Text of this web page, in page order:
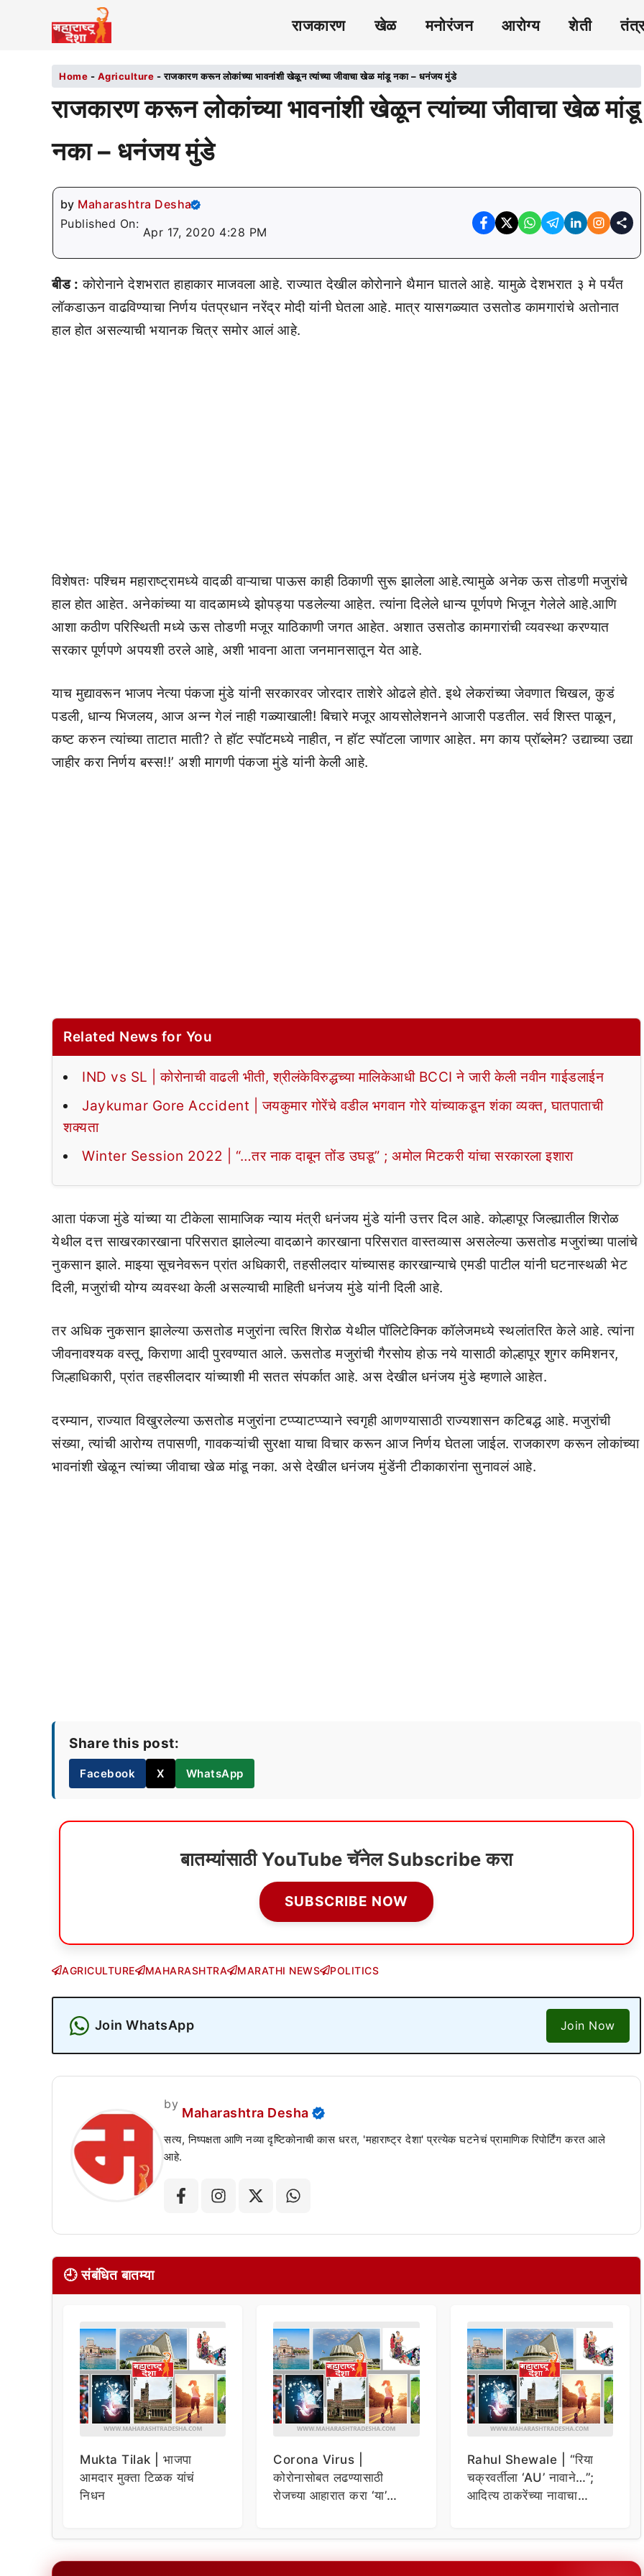
राजकारण खेळ मनोरंजन आरोग्य शेती
Home - Agriculture -राजकारण करून लोकांच्या भावनांशी खेळून त्यांच्या जीवाचा खेळ मांडू नका – धनंजय मुंडे
राजकारण करून लोकांच्या भावनांशी खेळून त्यांच्या जीवाचा खेळ मांडू
नका – धनंजय मुंडे
by Maharashtra Desha
Published On:
Apr 17, 2020 4:28 PM
बीड : कोरोनाने देशभरात हाहाकार माजवला आहे. राज्यात देखील कोरोनाने थैमान घातले आहे. यामुळे देशभरात ३ मे पर्यंत
लॉकडाऊन वाढविण्याचा निर्णय पंतप्रधान नरेंद्र मोदी यांनी घेतला आहे. मात्र यासगळ्यात उसतोड कामगारांचे अतोनात
हाल होत असल्याची भयानक चित्र समोर आलं आहे.
विशेषतः पश्चिम महाराष्ट्रामध्ये वादळी वाऱ्याचा पाऊस काही ठिकाणी सुरू झालेला आहे.त्यामुळे अनेक ऊस तोडणी मजुरांचे
हाल होत आहेत. अनेकांच्या या वादळामध्ये झोपड्या पडलेल्या आहेत. त्यांना दिलेले धान्य पूर्णपणे भिजून गेलेले आहे.आणि
आशा कठीण परिस्थिती मध्ये ऊस तोडणी मजूर याठिकाणी जगत आहेत. अशात उसतोड कामगारांची व्यवस्था करण्यात
सरकार पूर्णपणे अपयशी ठरले आहे, अशी भावना आता जनमानसातून येत आहे.
याच मुद्यावरून भाजप नेत्या पंकजा मुंडे यांनी सरकारवर जोरदार ताशेरे ओढले होते. इथे लेकरांच्या जेवणात चिखल, कुडं
पडली, धान्य भिजलय, आज अन्न गेलं नाही गळ्याखाली! बिचारे मजूर आयसोलेशनने आजारी पडतील. सर्व शिस्त पाळून,
कष्ट करुन त्यांच्या ताटात माती? ते हॉट स्पॉटमध्ये नाहीत, न हॉट स्पॉटला जाणार आहेत. मग काय प्रॉब्लेम? उद्याच्या उद्या
जाहीर करा निर्णय बस्स!!’ अशी मागणी पंकजा मुंडे यांनी केली आहे.
Related News for You
IND vs SL | कोरोनाची वाढली भीती, श्रीलंकेविरुद्धच्या मालिकेआधी BCCI ने जारी केली नवीन गाईडलाईन
Jaykumar Gore Accident | जयकुमार गोरेंचे वडील भगवान गोरे यांच्याकडून शंका व्यक्त, घातपाताची
शक्यता
Winter Session 2022 | “…तर नाक दाबून तोंड उघडू” ; अमोल मिटकरी यांचा सरकारला इशारा
आता पंकजा मुंडे यांच्या या टीकेला सामाजिक न्याय मंत्री धनंजय मुंडे यांनी उत्तर दिल आहे. कोल्हापूर जिल्ह्यातील शिरोळ
येथील दत्त साखरकारखाना परिसरात झालेल्या वादळाने कारखाना परिसरात वास्तव्यास असलेल्या ऊसतोड मजुरांच्या पालांचे
नुकसान झाले. माझ्या सूचनेवरून प्रांत अधिकारी, तहसीलदार यांच्यासह कारखान्याचे एमडी पाटील यांनी घटनास्थळी भेट
दिली, मजुरांची योग्य व्यवस्था केली असल्याची माहिती धनंजय मुंडे यांनी दिली आहे.
तर अधिक नुकसान झालेल्या ऊसतोड मजुरांना त्वरित शिरोळ येथील पॉलिटेक्निक कॉलेजमध्ये स्थलांतरित केले आहे. त्यांना
जीवनावश्यक वस्तू, किराणा आदी पुरवण्यात आले. ऊसतोड मजुरांची गैरसोय होऊ नये यासाठी कोल्हापूर शुगर कमिशनर,
जिल्हाधिकारी, प्रांत तहसीलदार यांच्याशी मी सतत संपर्कात आहे. अस देखील धनंजय मुंडे म्हणाले आहेत.
दरम्यान, राज्यात विखुरलेल्या ऊसतोड मजुरांना टप्प्याटप्प्याने स्वगृही आणण्यासाठी राज्यशासन कटिबद्ध आहे. मजुरांची
संख्या, त्यांची आरोग्य तपासणी, गावकऱ्यांची सुरक्षा याचा विचार करून आज निर्णय घेतला जाईल. राजकारण करून लोकांच्या
भावनांशी खेळून त्यांच्या जीवाचा खेळ मांडू नका. असे देखील धनंजय मुंडेंनी टीकाकारांना सुनावलं आहे.
Share this post:
Facebook X WhatsApp
बातम्यांसाठी YouTube चॅनेल Subscribe करा
SUBSCRIBE NOW
AGRICULTURE MAHARASHTRA MARATHI NEWS POLITICS
Join WhatsApp Join Now
by
Maharashtra Desha
सत्य, निष्पक्षता आणि नव्या दृष्टिकोनाची कास धरत, 'महाराष्ट्र देशा' प्रत्येक घटनेचं प्रामाणिक रिपोर्टिंग करत आले
आहे.
🕘 संबंधित बातम्या
Mukta Tilak | भाजपा
आमदार मुक्ता टिळक यांचं
निधन
Corona Virus |
कोरोनासोबत लढण्यासाठी
रोजच्या आहारात करा ‘या’
Rahul Shewale | “रिया
चक्रवर्तीला ‘AU’ नावाने…”;
आदित्य ठाकरेंच्या नावाचा